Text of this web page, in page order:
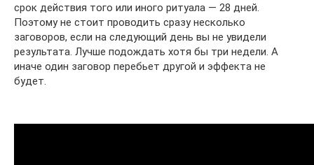
срок действия того или иного ритуала — 28 дней.
Поэтому не стоит проводить сразу несколько
заговоров, если на следующий день вы не увидели
результата. Лучше подождать хотя бы три недели. А
иначе один заговор перебьет другой и эффекта не
будет.